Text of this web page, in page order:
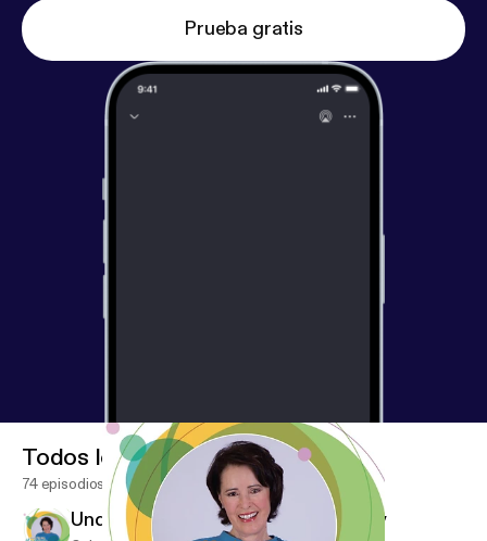
Prueba gratis
Todos los episodios
74 episodios
Understanding Your Own Spirituality